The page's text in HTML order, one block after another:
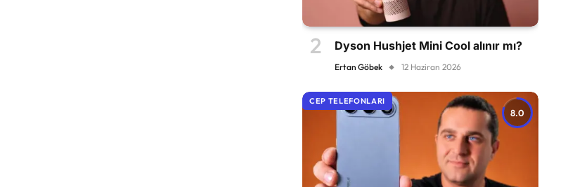
Dyson Hushjet Mini Cool alınır mı?
Ertan Göbek 12 Haziran 2026
8.0
CEP TELEFONLARI